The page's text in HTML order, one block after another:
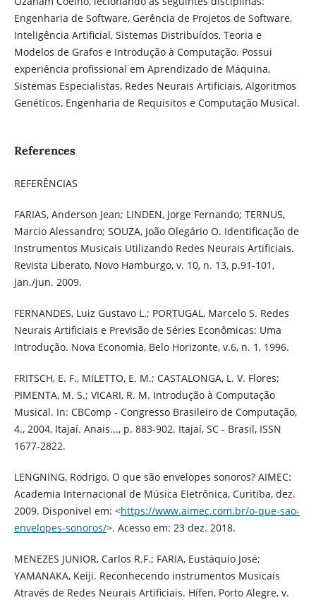
Engenharia de Software, Gerência de Projetos de Software,
Inteligência Artificial, Sistemas Distribuídos, Teoria e
Modelos de Grafos e Introdução à Computação. Possui
experiência profissional em Aprendizado de Máquina,
Sistemas Especialistas, Redes Neurais Artificiais, Algoritmos
Genéticos, Engenharia de Requisitos e Computação Musical.
References
REFERÊNCIAS
FARIAS, Anderson Jean; LINDEN, Jorge Fernando; TERNUS,
Marcio Alessandro; SOUZA, João Olegário O. Identificação de
Instrumentos Musicais Utilizando Redes Neurais Artificiais.
Revista Liberato, Novo Hamburgo, v. 10, n. 13, p.91-101,
jan./jun. 2009.
FERNANDES, Luiz Gustavo L.; PORTUGAL, Marcelo S. Redes
Neurais Artificiais e Previsão de Séries Econômicas: Uma
Introdução. Nova Economia, Belo Horizonte, v.6, n. 1, 1996.
FRITSCH, E. F., MILETTO, E. M.; CASTALONGA, L. V. Flores;
PIMENTA, M. S.; VICARI, R. M. Introdução à Computação
Musical. In: CBComp - Congresso Brasileiro de Computação,
4., 2004, Itajaí. Anais..., p. 883-902. Itajaí, SC - Brasil, ISSN
1677-2822.
LENGNING, Rodrigo. O que são envelopes sonoros? AIMEC:
Academia Internacional de Música Eletrônica, Curitiba, dez.
2009. Disponivel em: <https://www.aimec.com.br/o-que-sao-
envelopes-sonoros/>. Acesso em: 23 dez. 2018.
MENEZES JUNIOR, Carlos R.F.; FARIA, Eustáquio José;
YAMANAKA, Keiji. Reconhecendo instrumentos Musicais
Através de Redes Neurais Artificiais. Hífen, Porto Alegre, v.